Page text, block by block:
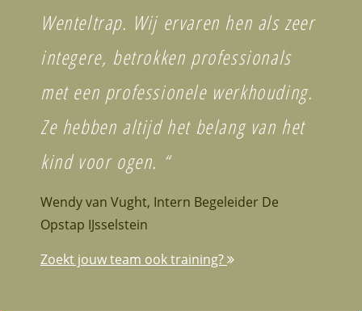
Wenteltrap. Wij ervaren hen als zeer
integere, betrokken professionals
met een professionele werkhouding.
Ze hebben altijd het belang van het
kind voor ogen. “
Wendy van Vught, Intern Begeleider De
Opstap IJsselstein
Zoekt jouw team ook training?